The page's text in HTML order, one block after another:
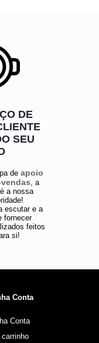
DE
SEU
de apoio
, a
a nossa
escutar e a
fornecer
feitos
si!
Conta
Conta